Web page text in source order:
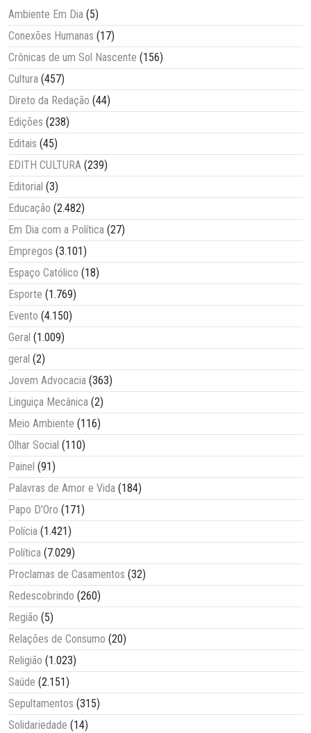
Ambiente Em Dia (5)
Conexões Humanas (17)
Crônicas de um Sol Nascente (156)
Cultura (457)
Direto da Redação (44)
Edições (238)
Editais (45)
EDITH CULTURA (239)
Editorial (3)
Educação (2.482)
Em Dia com a Política (27)
Empregos (3.101)
Espaço Católico (18)
Esporte (1.769)
Evento (4.150)
Geral (1.009)
geral (2)
Jovem Advocacia (363)
Linguiça Mecânica (2)
Meio Ambiente (116)
Olhar Social (110)
Painel (91)
Palavras de Amor e Vida (184)
Papo D'Oro (171)
Polícia (1.421)
Política (7.029)
Proclamas de Casamentos (32)
Redescobrindo (260)
Região (5)
Relações de Consumo (20)
Religião (1.023)
Saúde (2.151)
Sepultamentos (315)
Solidariedade (14)